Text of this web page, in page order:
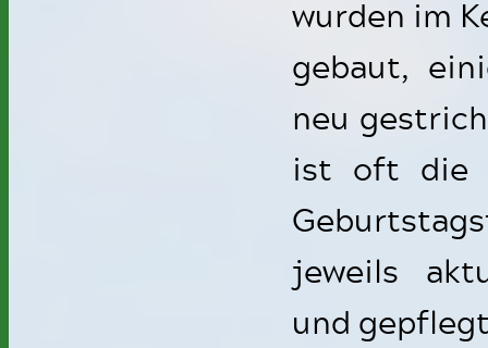
wurden im
gebaut,
neu
ist oft die
jeweils
und